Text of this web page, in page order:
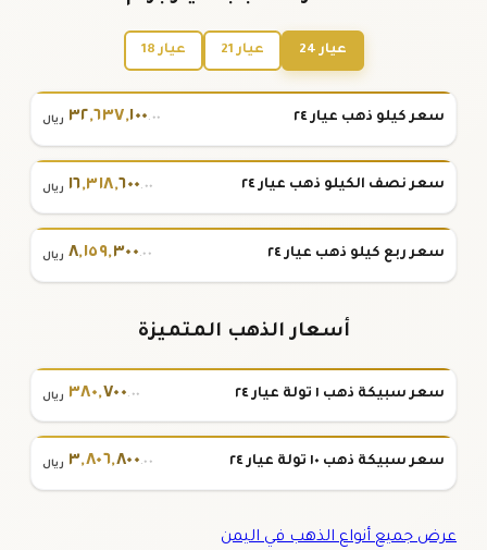
عيار 24 عيار 21 عيار 18
سعر كيلو ذهب عيار ٢٤ ٣٢,٦٣٧,١٠٠.٠٠ ريال
سعر نصف الكيلو ذهب عيار ٢٤ ١٦,٣١٨,٦٠٠.٠٠ ريال
سعر ربع كيلو ذهب عيار ٢٤ ٨,١٥٩,٣٠٠.٠٠ ريال
أسعار الذهب المتميزة
سعر سبيكة ذهب ١ تولة عيار ٢٤ ٣٨٠,٧٠٠.٠٠ ريال
سعر سبيكة ذهب ١٠ تولة عيار ٢٤ ٣,٨٠٦,٨٠٠.٠٠ ريال
عرض جميع أنواع الذهب في اليمن